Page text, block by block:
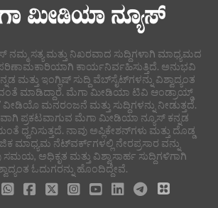
ಸತ್ಯ ಮತ್ತು ನಿಖರವಾದ ಸುದ್ದಿಗಳಾಗಿ ಮಾಧ್ಯಮದ
ಕಾರ್ಯನಿರ್ವಹಿಸುತ್ತಿದೆ. ಅನುಭವಿ
ಮತ್ತು ಇಂಗ್ಲಿಷ್ ಸುದ್ದಿ ವೆಬ್‌ಸೈಟ್‌ಗಳನ್ನು ವಿಶ್ವಾದ್ಯಂತ
ಮಾಡಿದ್ದಾರೆ. ಮೆಗಾ ಮೀಡಿಯಾ ಟಿವಿ ಆಂಡ್ರಾಯ್ಡ್
ವೀಡಿಯೊ ಮನರಂಜನೆ ಮತ್ತು ಸುದ್ದಿಗಳನ್ನು ನೀಡುತ್ತದೆ.
ಪ್ರಕಟವಾಗುವ ಮೆಗಾ ಮೀಡಿಯಾ ನ್ಯೂಸ್ ಕನ್ನಡ
ಧ್ವನಿಸುತ್ತದೆ. ನಾವು ಅಪ್ಲಿಕೇಶನ್‌ಗಳು ಮತ್ತು ದೊಡ್ಡ
ಮಾಧ್ಯಮ ನೆಟ್‌ವರ್ಕ್‌ಗಳಲ್ಲಿ ನೇರಪ್ರಸಾರ ವನ್ನು
ಸಮಯ, ಅಧಿಕೃತ ಮತ್ತು ವಿಶ್ವಾಸಾರ್ಹ ಸುದ್ದಿಗಳಿಗಾಗಿ
ಓದುಗರನ್ನು ಹೊಂದಿದ್ದೇವೆ.